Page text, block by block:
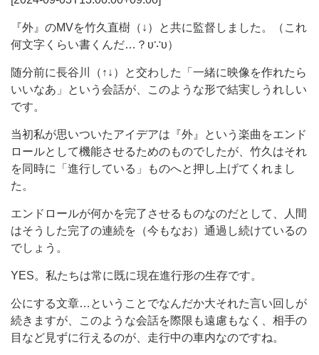
『外』のMVを竹久直樹（↓）と共に監督しました。（これ
何文字くらい書くんだ…？υ∵υ）
随分前に長谷川（↑↓）と交わした「一緒に映像を作れたら
いいなあ」という会話が、このような形で結実しうれしい
です。
当初私が思いついたアイデアは『外』という楽曲をエンド
ロールとして機能させるためのものでしたが、竹久はそれ
を同時に「進行している」ものへと押し上げてくれまし
た。
エンドロールが何かを完了させるものなのだとして、人間
はそうした完了の連続を（今もなお）通過し続けているの
でしょう。
YES。私たちは常に既に現在進行形の生存です。
公にする文章…ということでなんだか大それた言い回しが
続きますが、このような会話を際限も遠慮もなく、相手の
目など見ずに行えるのが、走行中の車内なのですね。